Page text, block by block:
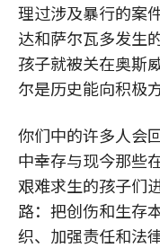
理过涉及暴行的案
达和萨尔瓦多发生
孩子就被关在奥斯
尔是历史能向积极
你们中的许多人会
中幸存与现今那些
艰难求生的孩子们
路：把创伤和生存
织、加强责任和法